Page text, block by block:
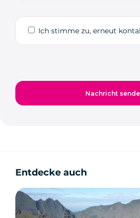
Ich stimme zu, erneut
Entdecke auch